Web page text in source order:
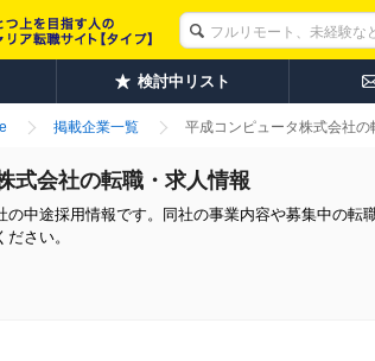
検討中リスト
掲載企業一覧 平成コンピュータ株式会社の
式会社の転職・求人情報
の中途採用情報です。同社の事業内容や募集中の
さい。